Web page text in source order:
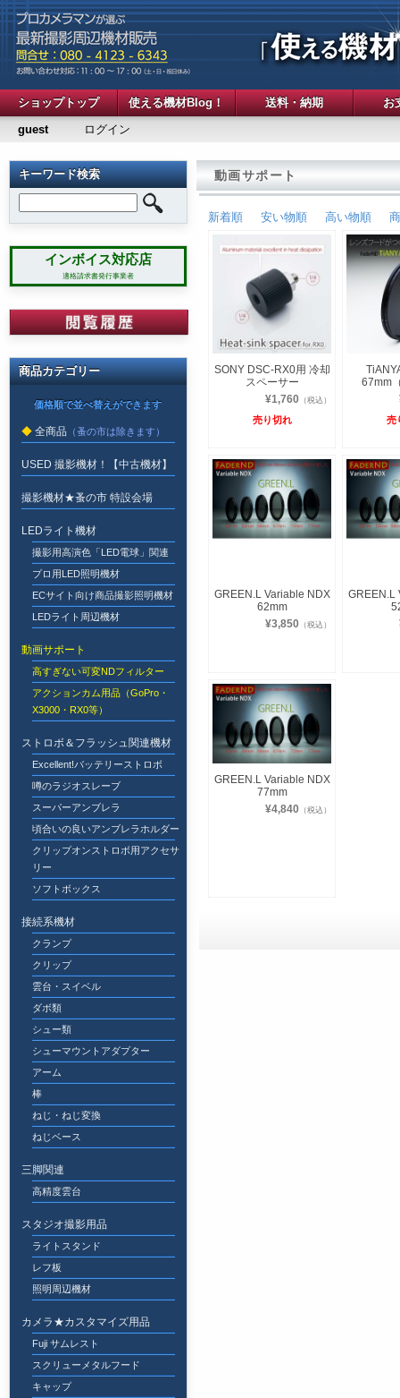
ショップトップ 使える機材Blog！ 送料・納期
お
guest
ログイン
キーワード検索
インボイス対応店
適格請求書発行事業者
商品カテゴリー
全商品
USED 撮影機材！【中古機材】
撮影機材★蚤の市 特設会場
LEDライト機材
撮影用高演色「LED電球」関連
プロ用LED照明機材
ECサイト向け商品撮影照明機材
LEDライト周辺機材
動画サポート
高すぎない可変NDフィルター
アクションカム用品（GoPro・
X3000・RX0等）
ストロボ＆フラッシュ関連機材
Excellent!バッテリーストロボ
噂のラジオスレーブ
スーパーアンブレラ
頃合いの良いアンブレラホルダー
クリップオンストロボ用アクセサ
リー
ソフトボックス
接続系機材
クランプ
クリップ
雲台・スイベル
ダボ類
シュー類
シューマウントアダプター
アーム
棒
ねじ・ねじ変換
ねじベース
三脚関連
高精度雲台
スタジオ撮影用品
ライトスタンド
レフ板
照明周辺機材
カメラ★カスタマイズ用品
Fuji サムレスト
スクリューメタルフード
キャップ
動画サポート
新着順 安い物順 高い物順
SONY DSC-RX0用 冷却
スペーサー
¥1,760 （税込）
売り切れ
67mm
売
GREEN.L Variable NDX
62mm
¥3,850 （税込）
GREEN.L
GREEN.L Variable NDX
77mm
¥4,840 （税込）